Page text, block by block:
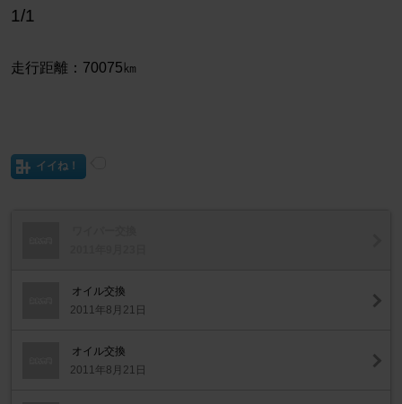
1/1
走行距離：70075㎞
イイね！
オイル交換
2011年8月21日
オイル交換
2011年8月21日